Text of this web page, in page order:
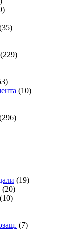
(35)
(229)
(10)
(296)
(19)
(20)
(10)
(7)